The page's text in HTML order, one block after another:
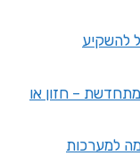
להשקיע
– חזון או
למערכות